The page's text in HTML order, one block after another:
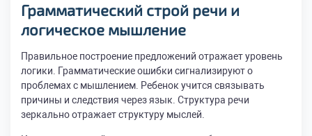
Грамматический строй речи и
логическое мышление
Правильное построение предложений отражает уровень
логики. Грамматические ошибки сигнализируют о
проблемах с мышлением. Ребенок учится связывать
причины и следствия через язык. Структура речи
зеркально отражает структуру мыслей.